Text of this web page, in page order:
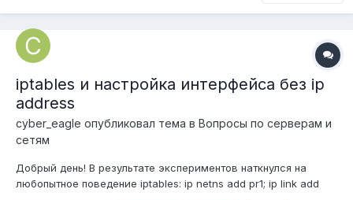
iptables и настройка интерфейса без ip
address
cyber_eagle опубликовал тема в Вопросы по серверам и
сетям
Добрый день! В результате экспериментов наткнулся на
любопытное поведение iptables: ip netns add pr1; ip link add